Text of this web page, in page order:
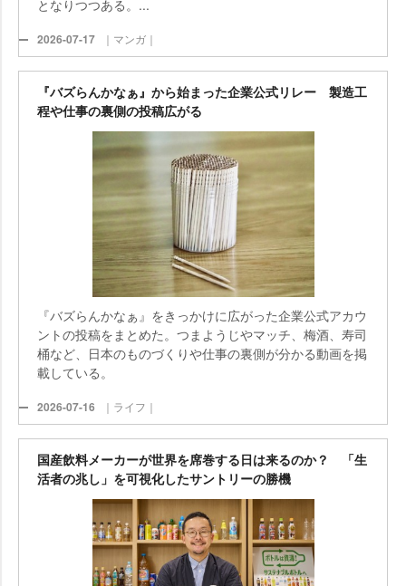
となりつつある。...
2026-07-17 ｜マンガ｜
『バズらんかなぁ』から始まった企業公式リレー 製造工
程や仕事の裏側の投稿広がる
『バズらんかなぁ』をきっかけに広がった企業公式アカウ
ントの投稿をまとめた。つまようじやマッチ、梅酒、寿司
桶など、日本のものづくりや仕事の裏側が分かる動画を掲
載している。
2026-07-16 ｜ライフ｜
国産飲料メーカーが世界を席巻する日は来るのか？ 「生
活者の兆し」を可視化したサントリーの勝機